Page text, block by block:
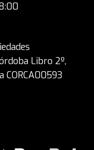
Libro 2º,
CORCA00593